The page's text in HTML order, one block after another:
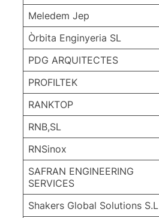
Meledem Jep
Òrbita Enginyeria SL
PDG ARQUITECTES
PROFILTEK
RANKTOP
RNB,SL
RNSinox
SAFRAN ENGINEERING
SERVICES
Shakers Global Solutions S.L